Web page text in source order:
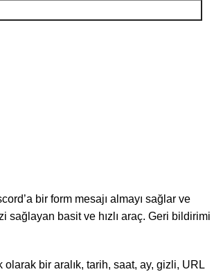
bir form mesajı almayı sağlar ve
basit ve hızlı araç. Geri bildirimi
bir aralık, tarih, saat, ay, gizli, URL